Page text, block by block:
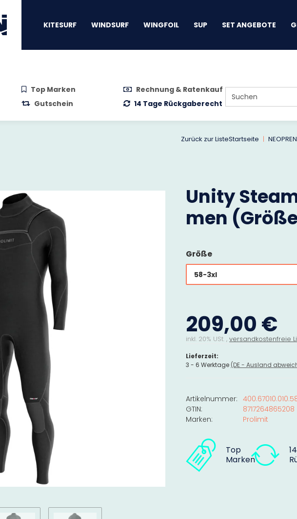
KITESURF WINDSURF WINGFOIL SUP SET ANGEBOTE
Top Marken
Rechnung & Ratenkauf
Gutschein
14 Tage Rückgaberecht
Zurück zur ListeStartseite NEOPREN
Unity
men
Größe
58-3xl
209,00 €
inkl. 20% USt. , versandkostenfreie
Lieferzeit:
3 - 6 Werktage (DE - Ausland
Artikelnummer:
GTIN:
8717264865208
Marken:
Prolimit
Top
Marken